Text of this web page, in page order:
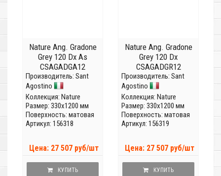
Nature Ang. Gradone
Grey 120 Dx As
CSAGADGA12
Производитель: Sant
Agostino
Коллекция: Nature
Размер: 330x1200 мм
Поверхность: матовая
Артикул: 156318
Цена: 27 507 руб/шт
КУПИТЬ
Nature Ang. Gradone
Grey 120 Dx
CSAGADGR12
Производитель: Sant
Agostino
Коллекция: Nature
Размер: 330x1200 мм
Поверхность: матовая
Артикул: 156319
Цена: 27 507 руб/шт
КУПИТЬ